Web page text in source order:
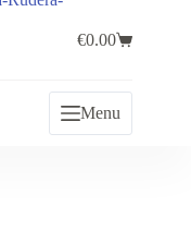
€0.00
Menu